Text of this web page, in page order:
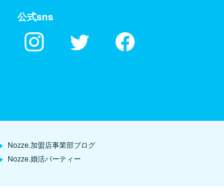
公式sns
Nozze.加盟店事業部ブログ
Nozze.婚活パーティー